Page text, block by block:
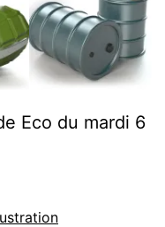
Eco du mardi 6